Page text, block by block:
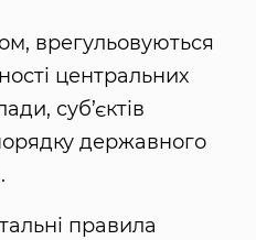
врегульовуються
центральних
суб’єктів
державного
правила